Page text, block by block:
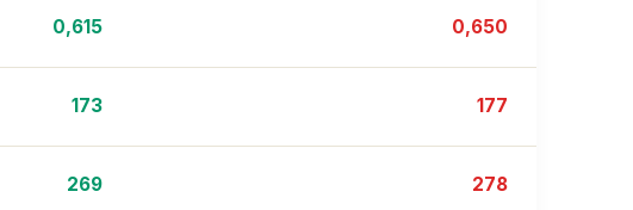
0,615 0,650
173 177
269 278